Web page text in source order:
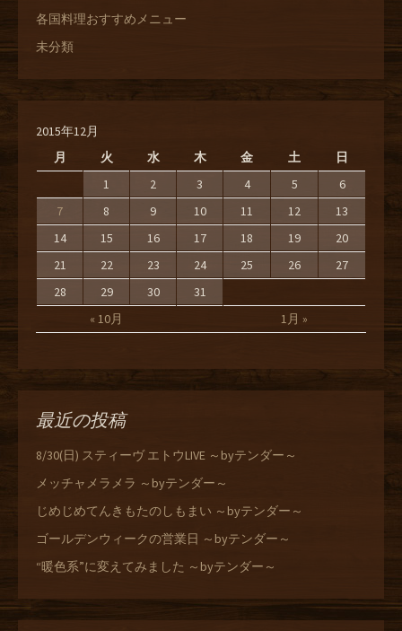
各国料理おすすめメニュー
未分類
2015年12月
月
火 水 木 金 土 日
« 10月 1月 »
1 2 3 4 5
6
7
8 9 10 11 12
13
14
15 16 17 18 19
20
21
22 23 24 25 26
27
28
29 30 31
最近の投稿
8/30(日) スティーヴ エトウLIVE ～byテンダー～
メッチャメラメラ ～byテンダー～
じめじめてんきもたのしもまい ～byテンダー～
ゴールデンウィークの営業日 ～byテンダー～
“暖色系”に変えてみました ～byテンダー～